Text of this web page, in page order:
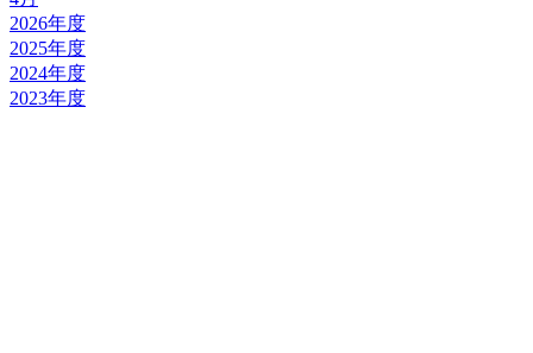
2026年度
2025年度
2024年度
2023年度